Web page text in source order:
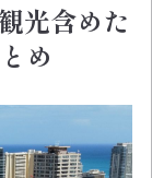
光含めた
め